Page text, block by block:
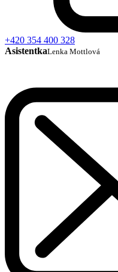
+420 354 400 328
AsistentkaLenka Mottlová